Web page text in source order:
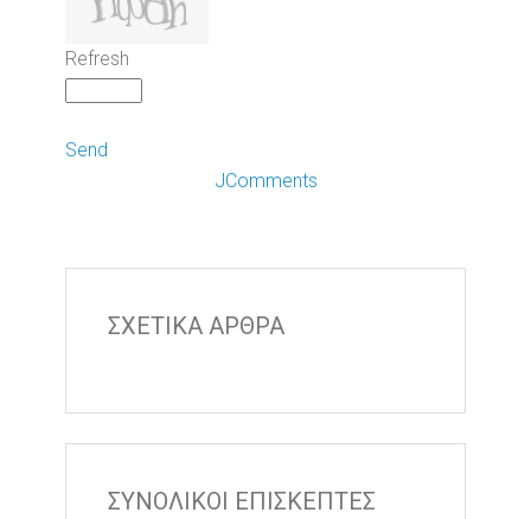
Refresh
Send
JComments
ΣΧΕΤΙΚΑ ΑΡΘΡΑ
ΣΥΝΟΛΙΚΟΙ ΕΠΙΣΚΕΠΤΕΣ